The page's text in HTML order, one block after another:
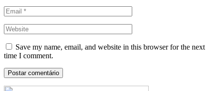
Save my name, email, and website in this browser for the next
time I comment.